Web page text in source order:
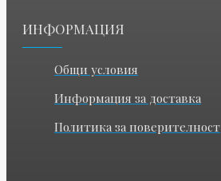
ИНФОРМАЦИЯ
Общи условия
Информация за доставка
Политика за поверителност